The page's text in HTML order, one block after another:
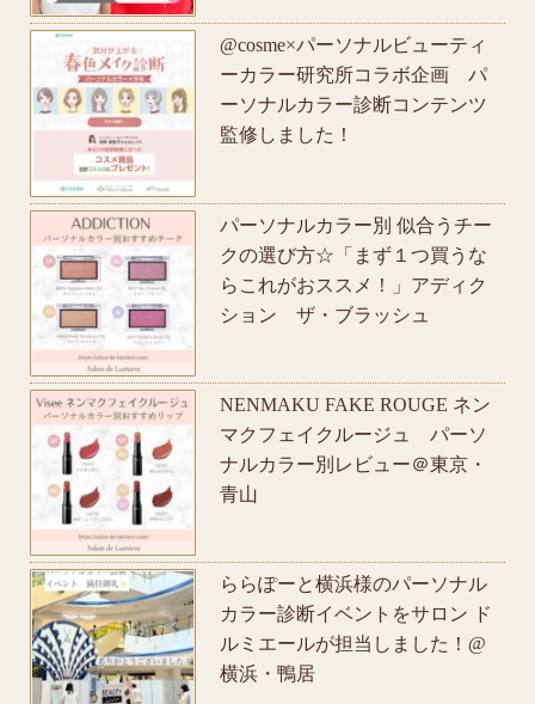
@cosme×パーソナルビューティ
ーカラー研究所コラボ企画 パ
ーソナルカラー診断コンテンツ
監修しました！
パーソナルカラー別 似合うチー
クの選び方☆「まず１つ買うな
らこれがおススメ！」アディク
ション ザ・ブラッシュ
NENMAKU FAKE ROUGE ネン
マクフェイクルージュ パーソ
ナルカラー別レビュー＠東京・
青山
ららぽーと横浜様のパーソナル
カラー診断イベントをサロン ド
ルミエールが担当しました！@
横浜・鴨居